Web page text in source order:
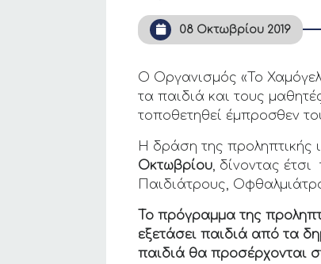
08 Οκτωβρίου 2019
O Oργανισμός «Το
τα παιδιά και τους
τοποθετηθεί έμπροσθεν
Η δράση της προληπτικής
Οκτωβρίου, δίνοντας
Παιδιάτρους,
Το πρόγραμμα της
εξετάσει παιδιά από τα
παιδιά θα προσέρχονται